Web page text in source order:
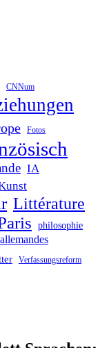
CNNum
Fotos
IA
Littérature
philosophie
Verfassungsreform